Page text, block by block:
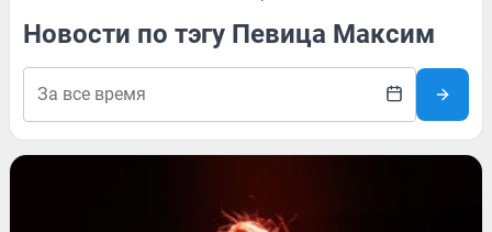
Новости по тэгу Певица Максим